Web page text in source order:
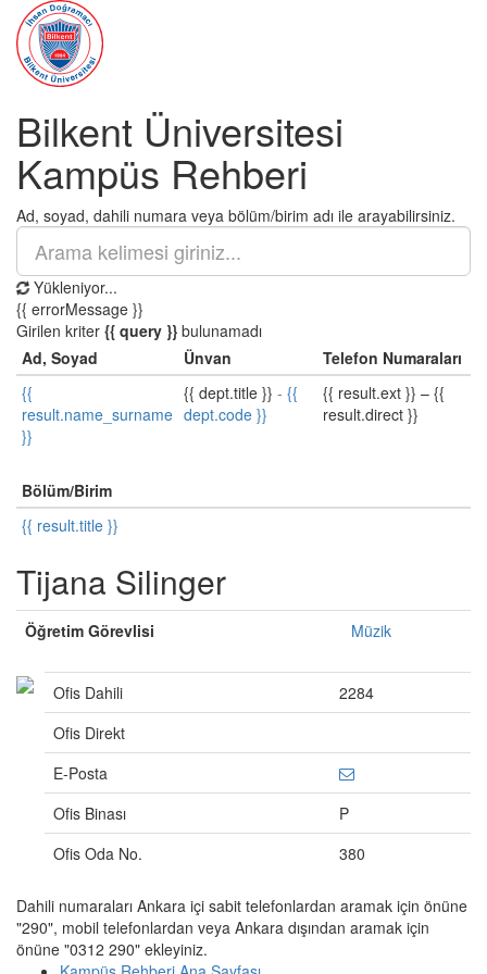
Bilkent Üniversitesi
Kampüs Rehberi
Ad, soyad, dahili numara veya bölüm/birim adı ile arayabilirsiniz.
Yükleniyor...
{{ errorMessage }}
Girilen kriter {{ query }} bulunamadı
Ad, Soyad
Ünvan
Telefon Numaraları
{{
result.name_surname
}}
{{ dept.title }} - {{
dept.code }}
{{ result.ext }} – {{
result.direct }}
Bölüm/Birim
{{ result.title }}
Tijana Silinger
Öğretim Görevlisi Müzik
Ofis Dahili
2284
Ofis Direkt
E-Posta
Ofis Binası
P
Ofis Oda No.
380
Dahili numaraları Ankara içi sabit telefonlardan aramak için önüne
"290", mobil telefonlardan veya Ankara dışından aramak için
önüne "0312 290" ekleyiniz.